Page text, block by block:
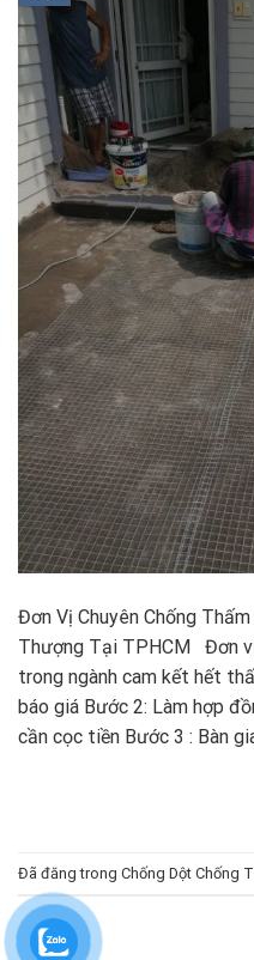
Đơn Vị Chuyên Chống
Thượng Tại TPHCM Đơn
trong ngành cam kết hết
báo giá Bước 2: Làm hợp
cần cọc tiền Bước 3 : Bàn
Đã đăng trong Chống Dột Chống